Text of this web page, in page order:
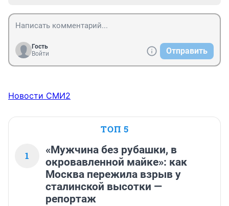
Гость
Войти
Отправить
Новости СМИ2
ТОП 5
1
«Мужчина без рубашки, в
окровавленной майке»: как
Москва пережила взрыв у
сталинской высотки —
репортаж